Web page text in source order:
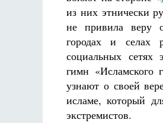
из них этнически
не привила веру
городах и селах
социальных сетях
гимн «Исламского
узнают о своей
исламе, который
экстремистов.